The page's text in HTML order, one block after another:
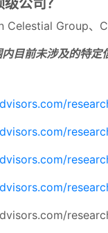
公司？
Celestial Group、
目前未涉及的特定